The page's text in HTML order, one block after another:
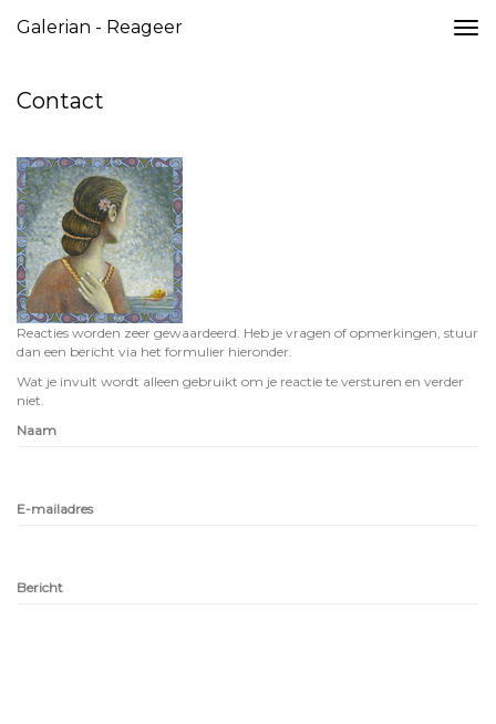
Galerian - Reageer
Contact
Reacties worden zeer gewaardeerd. Heb je vragen of opmerkingen, stuur
dan een bericht via het formulier hieronder.
Wat je invult wordt alleen gebruikt om je reactie te versturen en verder
niet.
Naam
E-mailadres
Bericht